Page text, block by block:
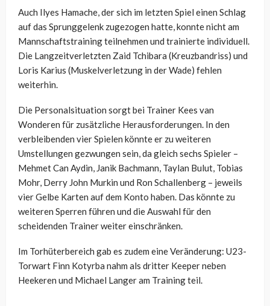
Auch Ilyes Hamache, der sich im letzten Spiel einen Schlag
auf das Sprunggelenk zugezogen hatte, konnte nicht am
Mannschaftstraining teilnehmen und trainierte individuell.
Die Langzeitverletzten Zaid Tchibara (Kreuzbandriss) und
Loris Karius (Muskelverletzung in der Wade) fehlen
weiterhin.
Die Personalsituation sorgt bei Trainer Kees van
Wonderen für zusätzliche Herausforderungen. In den
verbleibenden vier Spielen könnte er zu weiteren
Umstellungen gezwungen sein, da gleich sechs Spieler –
Mehmet Can Aydin, Janik Bachmann, Taylan Bulut, Tobias
Mohr, Derry John Murkin und Ron Schallenberg – jeweils
vier Gelbe Karten auf dem Konto haben. Das könnte zu
weiteren Sperren führen und die Auswahl für den
scheidenden Trainer weiter einschränken.
Im Torhüterbereich gab es zudem eine Veränderung: U23-
Torwart Finn Kotyrba nahm als dritter Keeper neben
Heekeren und Michael Langer am Training teil.